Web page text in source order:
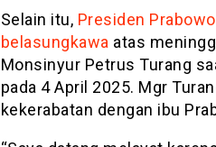
Selain itu, Presiden
belasungkawa atas
Monsinyur Petrus Turang
pada 4 April 2025. Mgr
kekerabatan dengan ibu